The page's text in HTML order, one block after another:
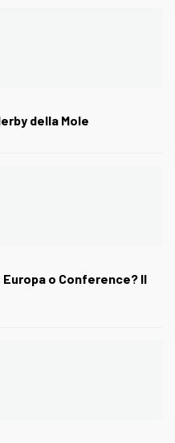
della Mole
Europa o Conference? Il